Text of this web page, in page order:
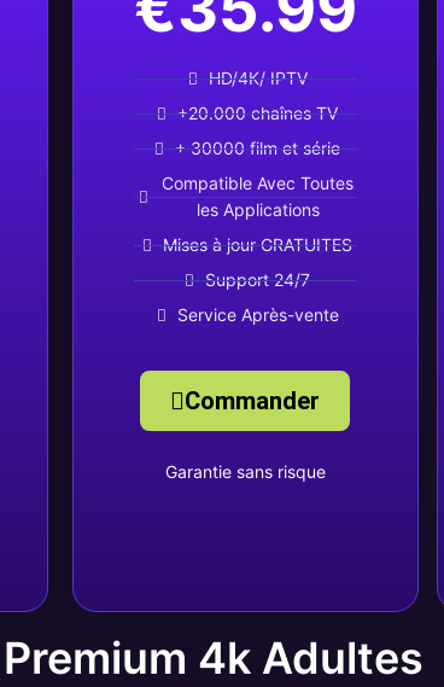
HD/4K/ IPTV
+20.000 chaînes TV
+ 30000 film et série
Compatible Avec Toutes
les Applications
Mises à jour GRATUITES
Support 24/7
Service Après-vente
Commander
Garantie sans risque
4k Adultes